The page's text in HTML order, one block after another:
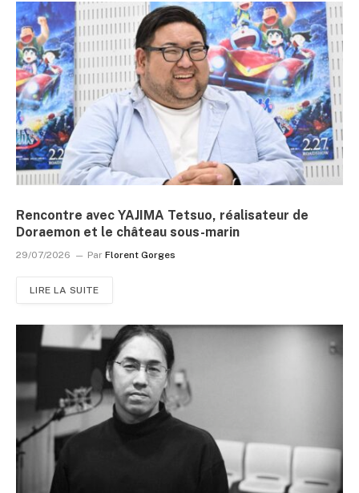
Rencontre avec YAJIMA Tetsuo, réalisateur de
Doraemon et le château sous-marin
29/07/2026 Par Florent Gorges
LIRE LA SUITE